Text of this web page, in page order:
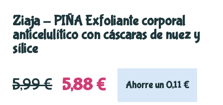
Ziaja - PIÑA Exfoliante corporal
anticelulítico con cáscaras de nuez y
sílice
5,99 € 5,88 € Ahorre un 0,11 €